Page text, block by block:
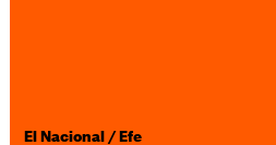
El Nacional / Efe